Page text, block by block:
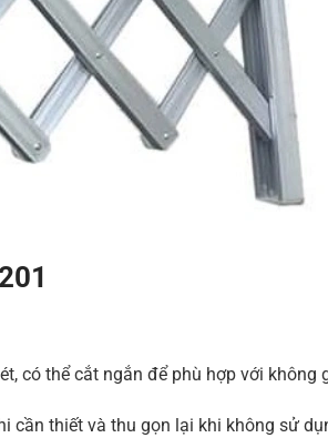
có thể cắt ngắn để phù hợp với không
cần thiết và thu gọn lại khi không sử